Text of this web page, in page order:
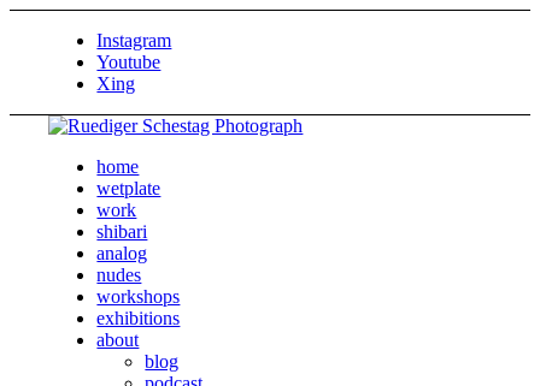
Instagram
Youtube
Xing
home
wetplate
work
shibari
analog
nudes
workshops
exhibitions
about
blog